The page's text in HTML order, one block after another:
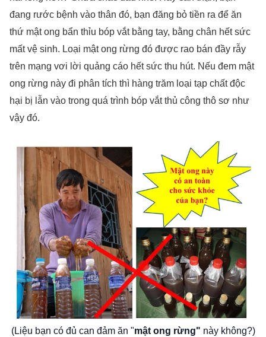
đang rước bệnh vào thân đó, bạn đăng bỏ tiền ra để ăn
thứ mật ong bẩn thỉu bóp vắt bằng tay, bằng chân hết sức
mất vệ sinh. Loại mật ong rừng đó được rao bán đầy rẫy
trên mạng vơi lời quảng cáo hết sức thu hút. Nếu đem mật
ong rừng này đi phân tích thì hàng trăm loại tạp chất độc
hại bị lẫn vào trong quá trình bóp vắt thủ công thô sơ như
vậy đó.
(Liệu bạn có đủ can đảm ăn "mật ong rừng" này không?)